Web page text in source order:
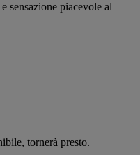
sensazione piacevole al
tornerà presto.